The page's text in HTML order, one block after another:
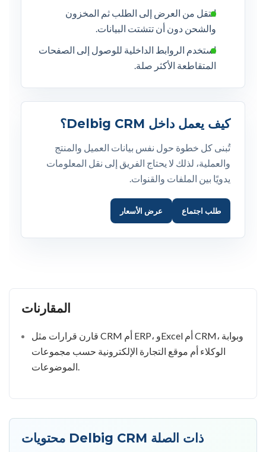
انتقل من العرض إلى الطلب ثم المخزون
والشحن دون أن تتشتت البيانات.
استخدم الروابط الداخلية للوصول إلى الصفحات
المتقاطعة الأكثر صلة.
كيف يعمل داخل Delbig CRM؟
تُبنى كل خطوة حول نفس بيانات العميل والمنتج
والعملية، لذلك لا يحتاج الفريق إلى نقل المعلومات
يدويًا بين الملفات والقنوات.
طلب اجتماع عرض الأسعار
المقارنات
قارن قرارات مثل CRM أم ERP، وExcel أم CRM، وبوابة
الوكلاء أم موقع التجارة الإلكترونية حسب مجموعات
الموضوعات.
محتويات Delbig CRM ذات الصلة